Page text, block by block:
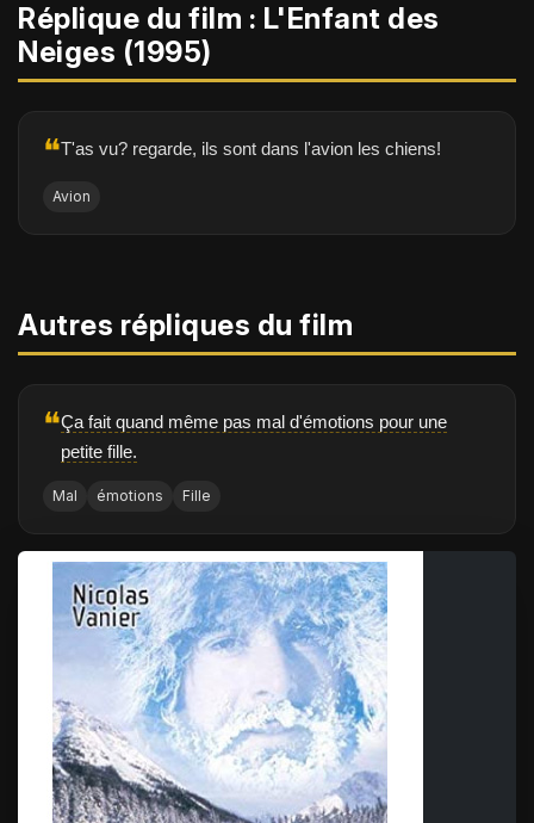
Réplique du film : L'Enfant des
Neiges (1995)
❝T'as vu? regarde, ils sont dans l'avion les chiens!
Avion
Autres répliques du film
❝Ça fait quand même pas mal d'émotions pour une
petite fille.
Mal émotions Fille